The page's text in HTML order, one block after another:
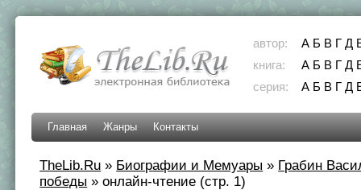
автор: А Б В Г Д
книга:
А Б В Г Д
серия:
А Б В Г Д
Главная Жанры Контакты
TheLib.Ru » Биографии и Мемуары » Грабин
победы »онлайн-чтение (стр. 1)